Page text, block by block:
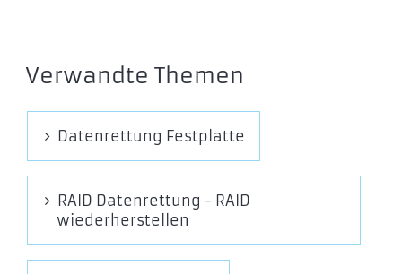
Verwandte Themen
Datenrettung Festplatte
RAID Datenrettung - RAID
wiederherstellen